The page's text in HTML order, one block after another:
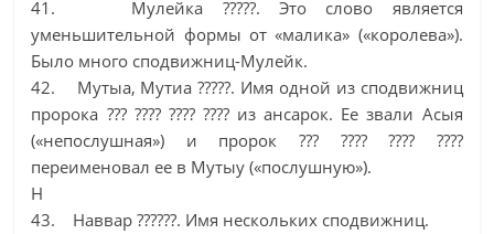
41. Мулейка ?????. Это слово является
уменьшительной формы от «малика» («королева»).
Было много сподвижниц-Мулейк.
42. Мутыа, Мутиа ?????. Имя одной из сподвижниц
пророка ??? ???? ???? ???? из ансарок. Ее звали Асыя
(«непослушная») и пророк ??? ???? ???? ????
переименовал ее в Мутыу («послушную»).
Н
43. Наввар ??????. Имя нескольких сподвижниц.